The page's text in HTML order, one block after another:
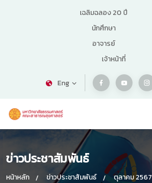
เฉลิมฉลอง 20 ปี
นักศึกษา
อาจารย์
เจ้าหน้าที่
Eng
ข่าวประชาสัมพันธ์
หน้าหลัก ข่าวประชาสัมพันธ์ ตุลาคม 2567